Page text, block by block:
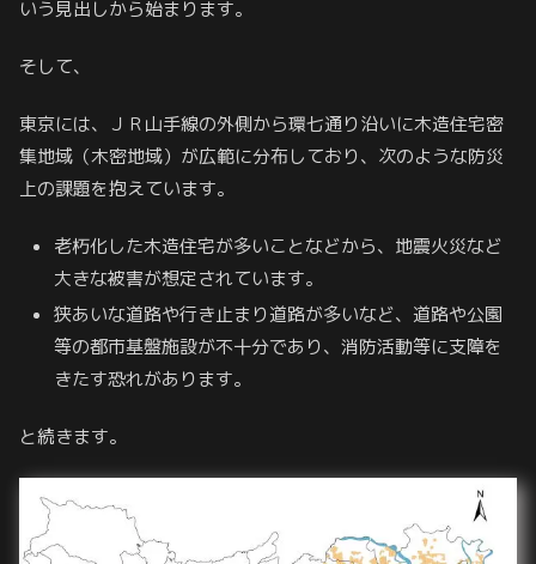
いう見出しから始まります。
そして、
東京には、ＪＲ山手線の外側から環七通り沿いに木造住宅密
集地域（木密地域）が広範に分布しており、次のような防災
上の課題を抱えています。
老朽化した木造住宅が多いことなどから、地震火災など
大きな被害が想定されています。
狭あいな道路や行き止まり道路が多いなど、道路や公園
等の都市基盤施設が不十分であり、消防活動等に支障を
きたす恐れがあります。
と続きます。